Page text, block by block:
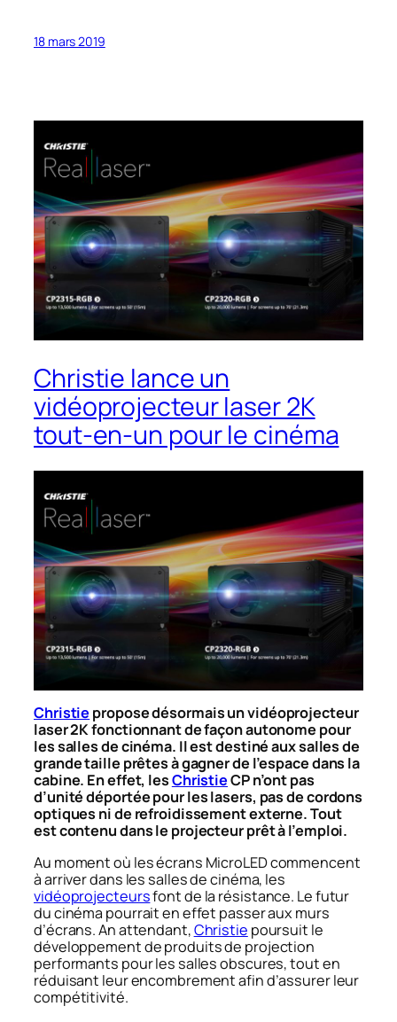
18 mars 2019
Christie lance un
vidéoprojecteur laser 2K
tout-en-un pour le cinéma
Christie propose désormais un vidéoprojecteur
laser 2K fonctionnant de façon autonome pour
les salles de cinéma. Il est destiné aux salles de
grande taille prêtes à gagner de l’espace dans la
cabine. En effet, lesChristieCP n’ont pas
d’unité déportée pour les lasers, pas de cordons
optiques ni de refroidissement externe. Tout
est contenu dans le projecteur prêt à l’emploi.
Au moment où les écrans MicroLED commencent
à arriver dans les salles de cinéma, les
vidéoprojecteursfont de la résistance. Le futur
du cinéma pourrait en effet passer aux murs
d’écrans. An attendant,Christie poursuit le
développement de produits de projection
performants pour les salles obscures, tout en
réduisant leur encombrement afin d’assurer leur
compétitivité.